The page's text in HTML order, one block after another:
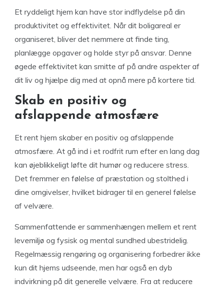
Et ryddeligt hjem kan have stor indflydelse på din
produktivitet og effektivitet. Når dit boligareal er
organiseret, bliver det nemmere at finde ting,
planlægge opgaver og holde styr på ansvar. Denne
øgede effektivitet kan smitte af på andre aspekter af
dit liv og hjælpe dig med at opnå mere på kortere tid.
Skab en positiv og
afslappende atmosfære
Et rent hjem skaber en positiv og afslappende
atmosfære. At gå ind i et rodfrit rum efter en lang dag
kan øjeblikkeligt løfte dit humør og reducere stress.
Det fremmer en følelse af præstation og stolthed i
dine omgivelser, hvilket bidrager til en generel følelse
af velvære.
Sammenfattende er sammenhængen mellem et rent
levemiljø og fysisk og mental sundhed ubestridelig.
Regelmæssig rengøring og organisering forbedrer ikke
kun dit hjems udseende, men har også en dyb
indvirkning på dit generelle velvære. Fra at reducere